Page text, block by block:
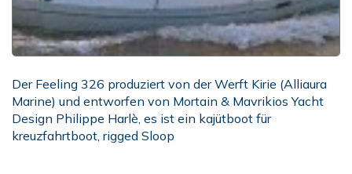
Der Feeling 326 produziert von der Werft Kirie (Alliaura
Marine) und entworfen von Mortain & Mavrikios Yacht
Design Philippe Harlè, es ist ein kajütboot für
kreuzfahrtboot, rigged Sloop